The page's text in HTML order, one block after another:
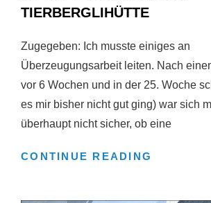
TIERBERGLIHÜTTE
Zugegeben: Ich musste einiges an
Überzeugungsarbeit leiten. Nach
vor 6 Wochen und in der 25. Woche
es mir bisher nicht gut ging) war sich
überhaupt nicht sicher, ob eine
CONTINUE READING